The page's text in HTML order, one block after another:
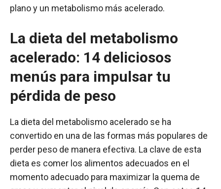
plano y un metabolismo más acelerado.
La dieta del metabolismo
acelerado: 14 deliciosos
menús para impulsar tu
pérdida de peso
La dieta del metabolismo acelerado se ha
convertido en una de las formas más populares de
perder peso de manera efectiva. La clave de esta
dieta es comer los alimentos adecuados en el
momento adecuado para maximizar la quema de